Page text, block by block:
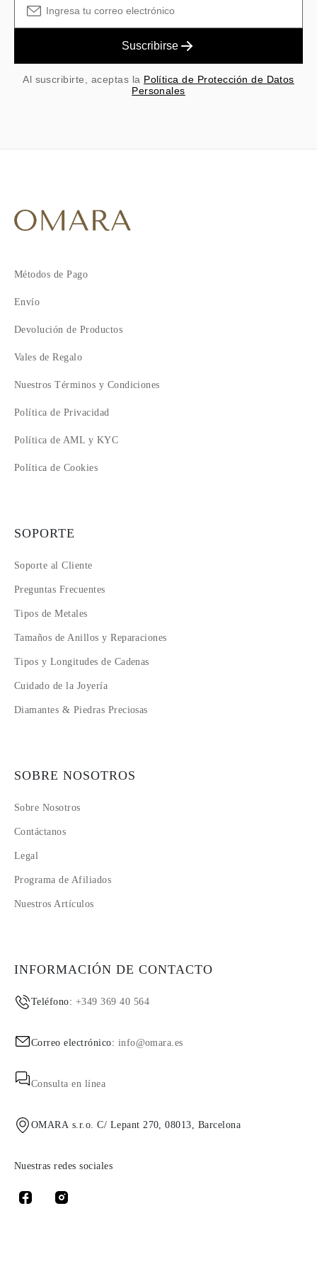
Suscribirse
Al suscribirte, aceptas la Política de Protección de Datos
Personales
Métodos de Pago
Envío
Devolución de Productos
Vales de Regalo
Nuestros Términos y Condiciones
Política de Privacidad
Política de AML y KYC
Política de Cookies
SOPORTE
Soporte al Cliente
Preguntas Frecuentes
Tipos de Metales
Tamaños de Anillos y Reparaciones
Tipos y Longitudes de Cadenas
Cuidado de la Joyería
Diamantes & Piedras Preciosas
SOBRE NOSOTROS
Sobre Nosotros
Contáctanos
Legal
Programa de Afiliados
Nuestros Artículos
INFORMACIÓN DE CONTACTO
Teléfono: +349 369 40 564
Correo electrónico: info@omara.es
Consulta en línea
OMARA s.r.o. C/ Lepant 270, 08013, Barcelona
Nuestras redes sociales